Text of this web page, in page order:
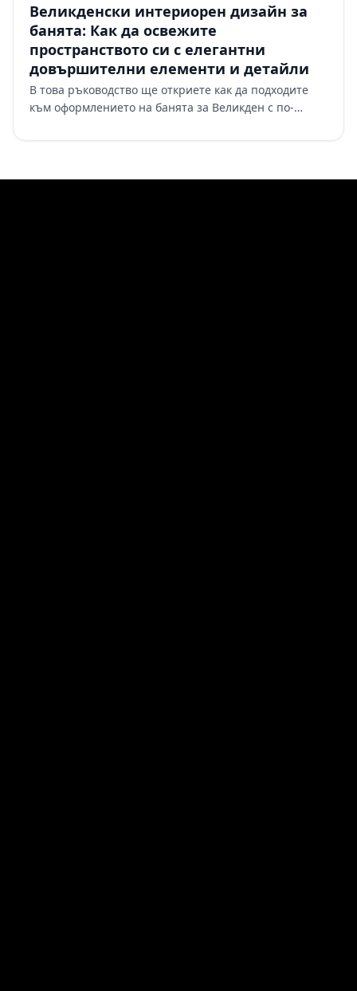
Великденски интериорен дизайн за
банята: Как да освежите
пространството си с елегантни
довършителни елементи и детайли
В това ръководство ще откриете как да подходите
към оформлението на банята за Великден с по-
създавайки пространство, …